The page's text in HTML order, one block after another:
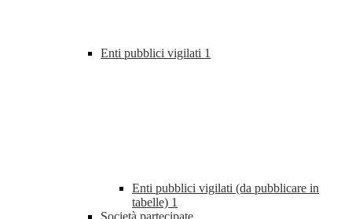
Enti pubblici vigilati 1
Enti pubblici vigilati (da pubblicare in
tabelle) 1